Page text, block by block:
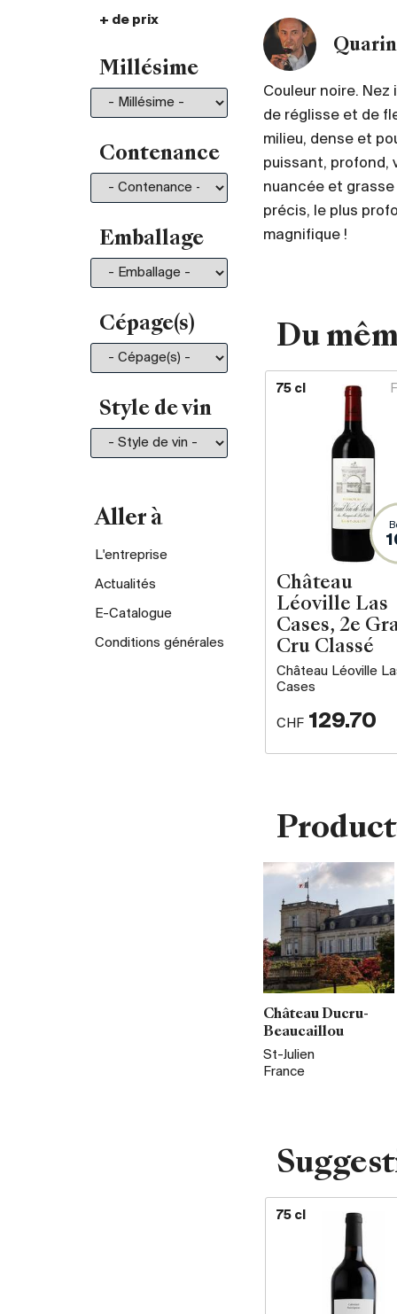
De 30.- à 35.-
De 50.- à 75.-
De 75.- à 100.-
130
De 150.- à 200.-
Plus de 200.-
210
+ de prix
Millésime
Contenance
Emballage
Cépage(s)
Style de vin
Aller à
L'entreprise
Actualités
E-Catalogue
Conditions générales
Quarin
Couleur noire.
de réglisse et de
milieu, dense et
puissant, profond,
nuancée et grasse
précis, le plus
magnifique !
Du
75 cl
Château
Léoville Las
Cases, 2e
Cru Classé
Château Léoville
Cases
CHF 129.70
Château Ducru-
Beaucaillou
St-Julien
France
75 cl